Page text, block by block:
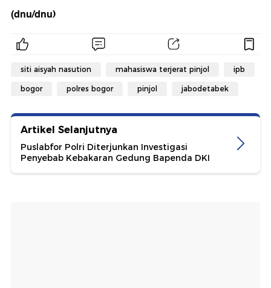
(dnu/dnu)
siti aisyah nasution mahasiswa terjerat pinjol ipb
bogor polres bogor pinjol jabodetabek
Artikel Selanjutnya
Puslabfor Polri Diterjunkan Investigasi
Penyebab Kebakaran Gedung Bapenda DKI